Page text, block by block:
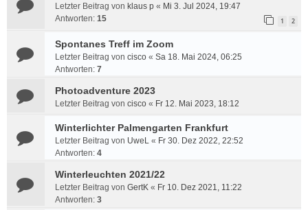
Letzter Beitrag von klaus p « Mi 3. Jul 2024, 19:47
Antworten: 15 1 2
Spontanes Treff im Zoom
Letzter Beitrag von cisco « Sa 18. Mai 2024, 06:25
Antworten: 7
Photoadventure 2023
Letzter Beitrag von cisco « Fr 12. Mai 2023, 18:12
Winterlichter Palmengarten Frankfurt
Letzter Beitrag von UweL « Fr 30. Dez 2022, 22:52
Antworten: 4
Winterleuchten 2021/22
Letzter Beitrag von GertK « Fr 10. Dez 2021, 11:22
Antworten: 3